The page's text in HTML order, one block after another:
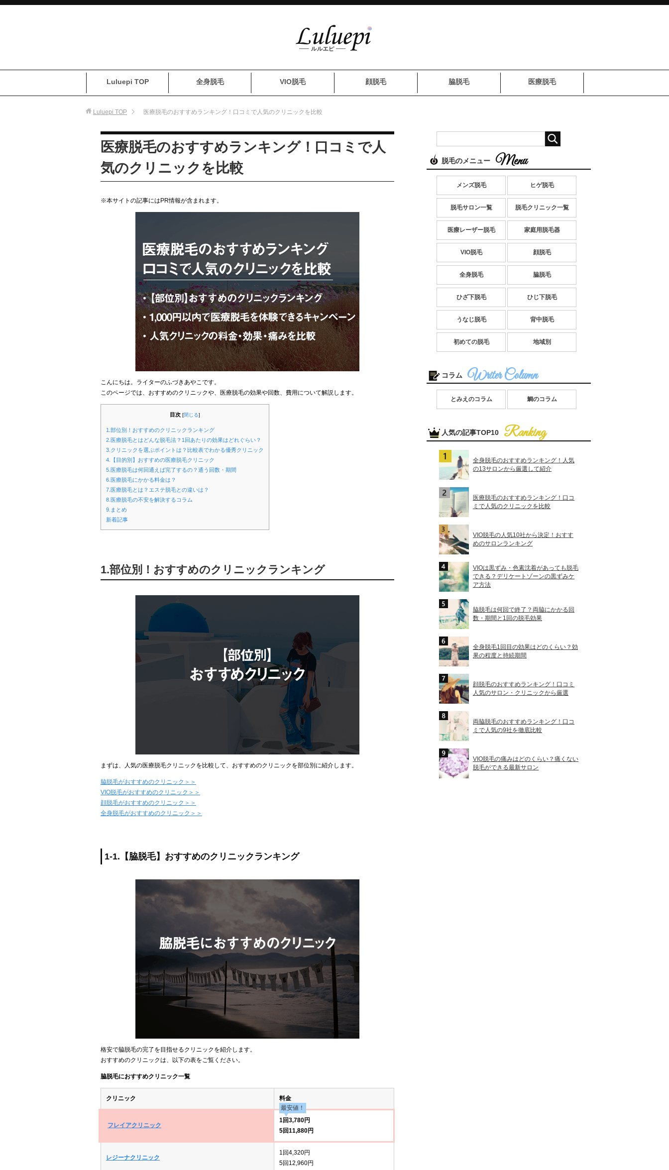
Luluepi TOP 全身脱毛 VIO脱毛 顔脱毛 脇脱毛 医療脱毛
Luluepi TOP 医療脱毛のおすすめランキング！口コミで人気のクリニックを比較
医療脱毛のおすすめランキング！口コミで人
気のクリニックを比較
※本サイトの記事にはPR情報が含まれます。
こんにちは。ライターのふづきあやこです。
このページでは、おすすめのクリニックや、医療脱毛の効果や回数、費用について解説します。
目次 [閉じる]
1.部位別！おすすめのクリニックランキング
2.医療脱毛とはどんな脱毛法？1回あたりの効果はどれぐらい？
3.クリニックを選ぶポイントは？比較表でわかる優秀クリニック
4.【目的別】おすすめの医療脱毛クリニック
5.医療脱毛は何回通えば完了するの？通う回数・期間
6.医療脱毛にかかる料金は？
7.医療脱毛とは？エステ脱毛との違いは？
8.医療脱毛の不安を解決するコラム
9.まとめ
新着記事
1.部位別！おすすめのクリニックランキング
まずは、人気の医療脱毛クリニックを比較して、おすすめのクリニックを部位別に紹介します。
脇脱毛がおすすめのクリニック＞＞
VIO脱毛がおすすめのクリニック＞＞
顔脱毛がおすすめのクリニック＞＞
全身脱毛がおすすめのクリニック＞＞
1-1.【脇脱毛】おすすめのクリニックランキング
格安で脇脱毛の完了を目指せるクリニックを紹介します。
おすすめのクリニックは、以下の表をご覧ください。
脇脱毛におすすめクリニック一覧
クリニック 料金
フレイアクリニック
最安値！
1回3,780円
5回11,880円
レジーナクリニック
1回4,320円
5回12,960円
脱毛のメニュー
メンズ脱毛 ヒゲ脱毛
脱毛サロン一覧 脱毛クリニック一覧
医療レーザー脱毛 家庭用脱毛器
VIO脱毛 顔脱毛
全身脱毛 脇脱毛
ひざ下脱毛 ひじ下脱毛
うなじ脱毛 背中脱毛
初めての脱毛 地域別
コラム
とみえのコラム 鯛のコラム
人気の記事TOP10
全身脱毛のおすすめランキング！人気
の13サロンから厳選して紹介
医療脱毛のおすすめランキング！口コ
ミで人気のクリニックを比較
VIO脱毛の人気10社から決定！おすす
めのサロンランキング
VIOは黒ずみ・色素沈着があっても脱毛
できる？デリケートゾーンの黒ずみケ
ア方法
脇脱毛は何回で終了？両脇にかかる回
数・期間と1回の脱毛効果
全身脱毛1回目の効果はどのくらい？効
果の程度と持続期間
顔脱毛のおすすめランキング！口コミ
人気のサロン・クリニックから厳選
両脇脱毛のおすすめランキング！口コ
ミで人気の9社を徹底比較
VIO脱毛の痛みはどのくらい？痛くない
脱毛ができる最新サロン